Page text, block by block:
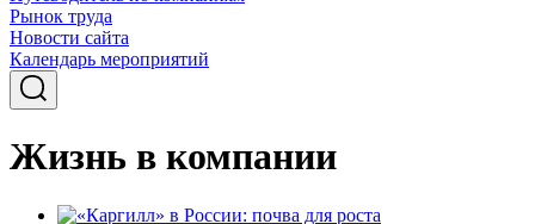
Рынок труда
Новости сайта
Календарь мероприятий
Жизнь в компании